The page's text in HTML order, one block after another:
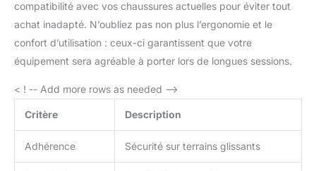
compatibilité avec vos chaussures actuelles pour éviter tout
achat inadapté. N’oubliez pas non plus l’ergonomie et le
confort d’utilisation : ceux-ci garantissent que votre
équipement sera agréable à porter lors de longues sessions.
< ! -- Add more rows as needed -->
Critère Description
Adhérence Sécurité sur terrains glissants